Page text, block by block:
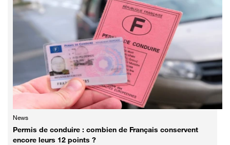
News
Permis de conduire : combien de Français conservent
encore leurs 12 points ?